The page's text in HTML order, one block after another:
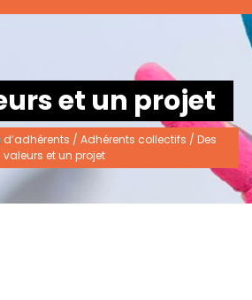
et un projet
d’adhérents / Adhérents collectifs / Des
valeurs et un projet